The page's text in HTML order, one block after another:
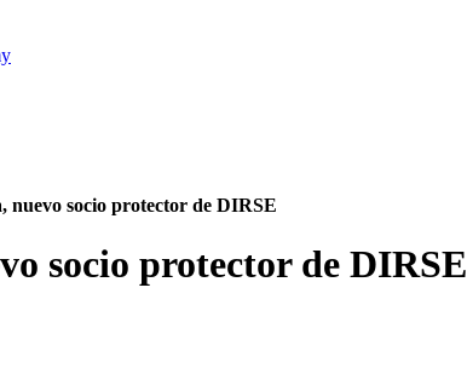
nuevo socio protector de DIRSE
socio protector de DIRSE